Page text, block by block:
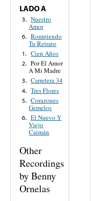
LADO A
3. Nuestro
Amor
6. Rompiendo
Tu Retrato
1. Cien Años
2. Por El Amor
A Mi Madre
3. Carretera 34
4. Tres Flores
5. Corazones
Gemelos
6. El Nuevo Y
Viejo
Caimán
Other
Recordings
by Benny
Ornelas